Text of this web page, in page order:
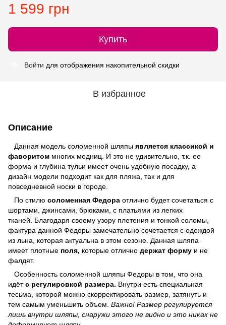
1 599 грн
Купить
Войти для отображения накопительной скидки
В избранное
Описание
Данная модель соломенной шляпы является классикой и
фаворитом многих модниц. И это не удивительно, т.к. ее
форма и глубина тульи имеет очень удобную посадку, а
дизайн модели подходит как для пляжа, так и для
повседневной носки в городе.
По стилю соломенная Федора отлично будет сочетаться с
шортами, джинсами, брюками, с платьями из легких
тканей. Благодаря своему узору плетения и тонкой соломы,
фактура данной Федоры замечательно сочетается с одеждой
из льна, которая актуальна в этом сезоне. Данная шляпа
имеет плотные поля, которые отлично держат форму и не
фалдят.
Особенность соломенной шляпы Федоры в том, что она
идётс регулировкой размера. Внутри есть специальная
тесьма, которой можно скорректировать размер, затянуть и
тем самым уменьшить объем. Важно! Размер регулируется
лишь внутри шляпы, снаружи этого не видно и это никак не